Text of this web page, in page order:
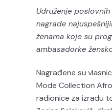
Udruženje
nagrade
ženama koje su
ambasadorke
Nagrađene su
Mode Collection
radionice za izradu